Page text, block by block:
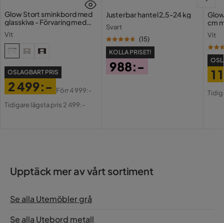
Glow Stort sminkbord med
glasskiva - Förvaring med
Vit
OSLAGBART PRIS
Pris
2 499:-
Original
Förr4 999:-
Tidigare lägsta pris 2 499:-
Justerbar hantel 2,5-24 kg
Svart
(15)
KOLLA PRISET!
988:-
cm
Vit
1
Upptäck mer av vårt sortiment
Se alla Utemöbler grå
Se alla Utebord metall